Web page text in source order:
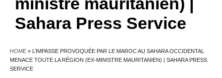
Sahara Press Service
HOME » L’IMPASSE PROVOQUÉE PAR LE MAROC AU SAHARA OCCIDENTAL
MENACE TOUTE LA RÉGION (EX-MINISTRE MAURITANIEN) | SAHARA PRESS
SERVICE